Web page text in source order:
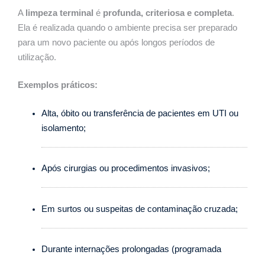
A limpeza terminal é profunda, criteriosa e completa.
Ela é realizada quando o ambiente precisa ser preparado
para um novo paciente ou após longos períodos de
utilização.
Exemplos práticos:
Alta, óbito ou transferência de pacientes em UTI ou
isolamento;
Após cirurgias ou procedimentos invasivos;
Em surtos ou suspeitas de contaminação cruzada;
Durante internações prolongadas (programada